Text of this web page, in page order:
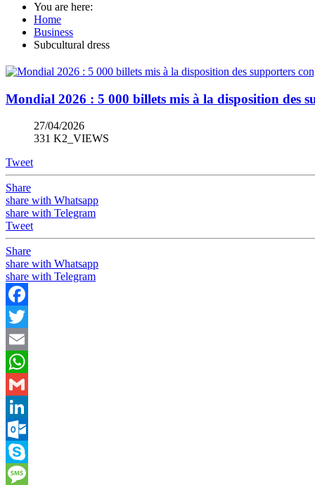
You are here:
Home
Business
Subcultural dress
Mondial 2026 : 5 000 billets mis à la disposition des
27/04/2026
331 K2_VIEWS
Tweet
Share
share with Whatsapp
share with Telegram
Tweet
Share
share with Whatsapp
share with Telegram
Facebook
Twitter
Email
WhatsApp
Gmail
LinkedIn
Outlook.com
Skype